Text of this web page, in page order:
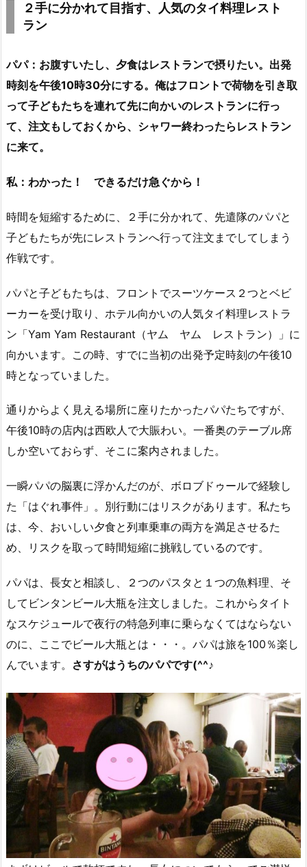
２手に分かれて目指す、人気のタイ料理レスト
ラン
パパ：お腹すいたし、夕食はレストランで摂りたい。出発
時刻を午後10時30分にする。俺はフロントで荷物を引き取
って子どもたちを連れて先に向かいのレストランに行っ
て、注文もしておくから、シャワー終わったらレストラン
に来て。
私：わかった！ できるだけ急ぐから！
時間を短縮するために、２手に分かれて、先遣隊のパパと
子どもたちが先にレストランへ行って注文までしてしまう
作戦です。
パパと子どもたちは、フロントでスーツケース２つとベビ
ーカーを受け取り、ホテル向かいの人気タイ料理レストラ
ン「Yam Yam Restaurant（ヤム ヤム レストラン）」に
向かいます。この時、すでに当初の出発予定時刻の午後10
時となっていました。
通りからよく見える場所に座りたかったパパたちですが、
午後10時の店内は西欧人で大賑わい。一番奥のテーブル席
しか空いておらず、そこに案内されました。
一瞬パパの脳裏に浮かんだのが、ボロブドゥールで経験し
た「はぐれ事件」。別行動にはリスクがあります。私たち
は、今、おいしい夕食と列車乗車の両方を満足させるた
め、リスクを取って時間短縮に挑戦しているのです。
パパは、長女と相談し、２つのパスタと１つの魚料理、そ
してビンタンビール大瓶を注文しました。これからタイト
なスケジュールで夜行の特急列車に乗らなくてはならない
のに、ここでビール大瓶とは・・・。パパは旅を100％楽し
んでいます。 さすがはうちのパパです(^^♪